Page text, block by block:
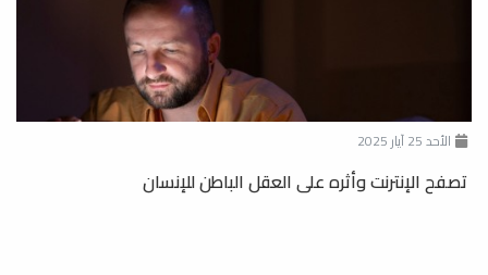
الأحد 25 آيار 2025
تصفح الإنترنت وأثره على العقل الباطن للإنسان